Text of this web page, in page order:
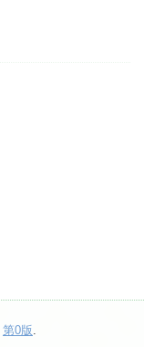
第0版.